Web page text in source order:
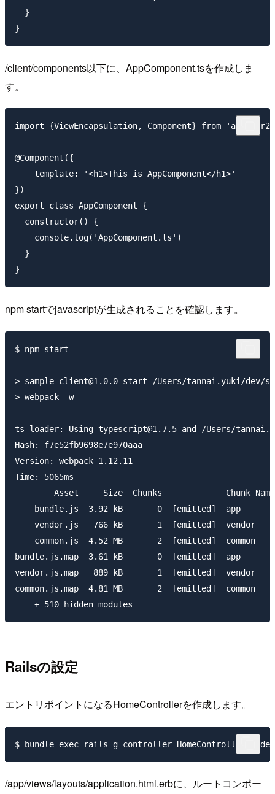
  }
/client/components以下に、AppComponent.tsを作成しま
す。
import {ViewEncapsulation, Component} from
@Component({
    template: '<h1>This is AppComponent</h1>'
})
export class AppComponent {
  constructor() {
    console.log('AppComponent.ts')
  }
npm startでjavascriptが生成されることを確認します。
$ npm start
> sample-client@1.0.0 start /Users/tannai.yuki/dev/
> webpack -w
ts-loader: Using typescript@1.7.5 and /Users/
Hash: f7e52fb9698e7e970aaa
Version: webpack 1.12.11
Time: 5065ms
Asset     Size  Chunks             Chunk
    bundle.js  3.92 kB       0  [emitted]  app
    vendor.js   766 kB       1  [emitted]  vendor
    common.js  4.52 MB       2  [emitted]  common
bundle.js.map  3.61 kB       0  [emitted]  app
vendor.js.map   889 kB       1  [emitted]  vendor
common.js.map  4.81 MB       2  [emitted]  common
Railsの設定
エントリポイントになるHomeControllerを作成します。
/app/views/layouts/application.html.erbに、ルートコンポー